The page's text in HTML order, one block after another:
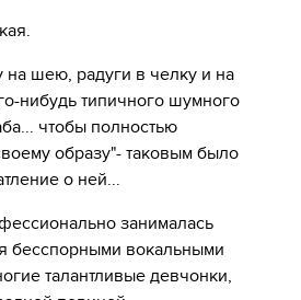
на шею, радуги в челку и на
нибудь типичного шумного
чтобы полностью
образу"- таковым было
о ней...
занималась
бесспорными вокальными
талантливые девчонки,